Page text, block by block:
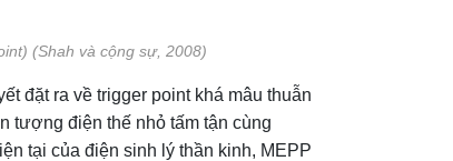
(Shah và cộng sự, 2008)
đặt ra về trigger point khá mâu thuẫn
tượng điện thế nhỏ tấm tận cùng
tại của điện sinh lý thần kinh, MEPP